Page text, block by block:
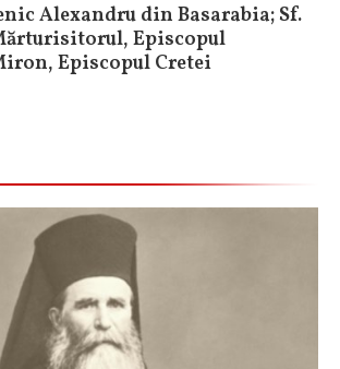
Alexandru din Basarabia; Sf.
Episcopul
Episcopul Cretei